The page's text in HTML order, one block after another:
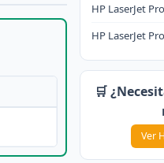
HP LaserJet
HP LaserJet
🛒
Ver